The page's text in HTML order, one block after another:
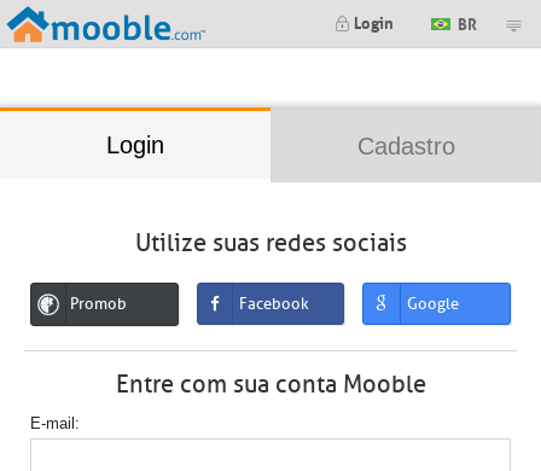
Login BR
Login Cadastro
Utilize suas redes sociais
Promob Facebook Google
Entre com sua conta Mooble
E-mail